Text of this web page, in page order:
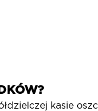
kasie